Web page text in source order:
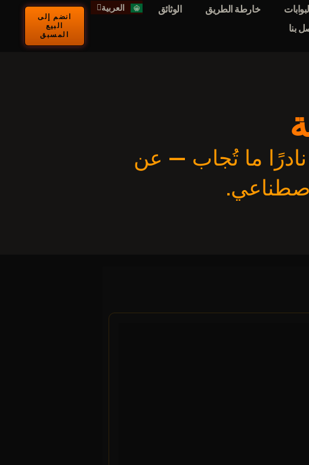
العربية Kiswahili خارطة الطريق
الوثائق
بنا
انضم إلى
البيع
المسبق
ما تُجاب — عن